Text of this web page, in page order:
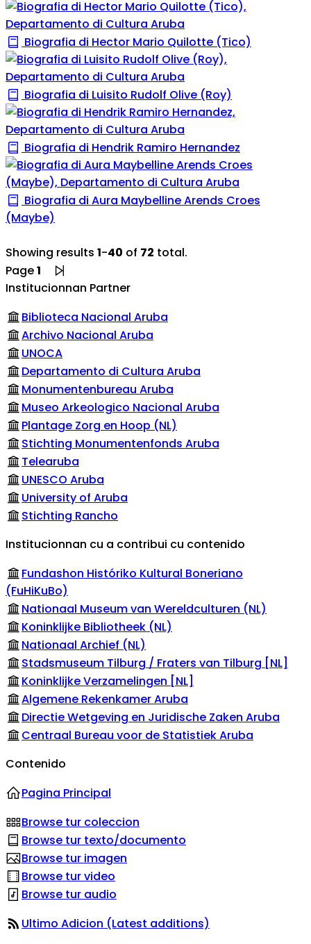
Biografia di Hector Mario Quilotte (Tico)
Biografia di Luisito Rudolf Olive (Roy)
Biografia di Hendrik Ramiro Hernandez
Biografia di Aura Maybelline Arends Croes
(Maybe)
Showing results 1-40 of 72 total.
Page1
Institucionnan Partner
Biblioteca Nacional Aruba
Archivo Nacional Aruba
UNOCA
Departamento di Cultura Aruba
Monumentenbureau Aruba
Museo Arkeologico Nacional Aruba
Plantage Zorg en Hoop (NL)
Stichting Monumentenfonds Aruba
Telearuba
UNESCO Aruba
University of Aruba
Stichting Rancho
Institucionnan cu a contribui cu contenido
Fundashon Históriko Kultural Boneriano
(FuHiKuBo)
Nationaal Museum van Wereldculturen (NL)
Koninklijke Bibliotheek (NL)
Nationaal Archief (NL)
Stadsmuseum Tilburg / Fraters van Tilburg [NL]
Koninklijke Verzamelingen [NL]
Algemene Rekenkamer Aruba
Directie Wetgeving en Juridische Zaken Aruba
Centraal Bureau voor de Statistiek Aruba
Contenido
Pagina Principal
Browse tur coleccion
Browse tur texto/documento
Browse tur imagen
Browse tur video
Browse tur audio
Ultimo Adicion (Latest additions)